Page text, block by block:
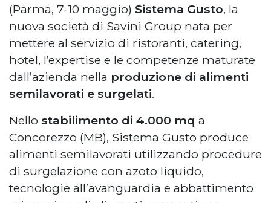
(Parma, 7-10 maggio) Sistema Gusto, la
nuova società di Savini Group nata per
mettere al servizio di ristoranti, catering,
hotel, l’expertise e le competenze maturate
dall’azienda nella produzione di alimenti
semilavorati e surgelati.
Nello stabilimento di 4.000 mq a
Concorezzo (MB), Sistema Gusto produce
alimenti semilavorati utilizzando procedure
di surgelazione con azoto liquido,
tecnologie all’avanguardia e abbattimento